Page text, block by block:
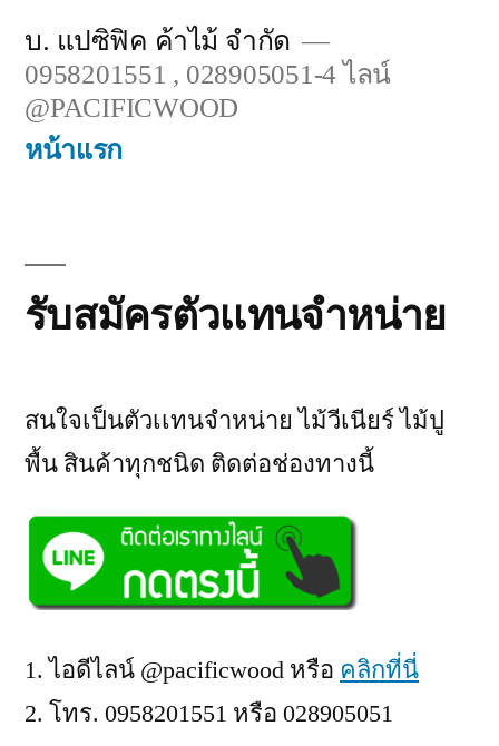
content
บ. แปซิฟิค ค้าไม้ จำกัด
0958201551 , 028905051-4 ไลน์
@PACIFICWOOD
หน้าเเรก
รับสมัครตัวเเทนจำหน่าย
สนใจเป็นตัวเเทนจำหน่าย ไม้วีเนียร์ ไม้ปู
พื้น สินค้าทุกชนิด ติดต่อช่องทางนี้
ไอดีไลน์ @pacificwood หรือ คลิกที่นี่
โทร. 0958201551 หรือ 028905051